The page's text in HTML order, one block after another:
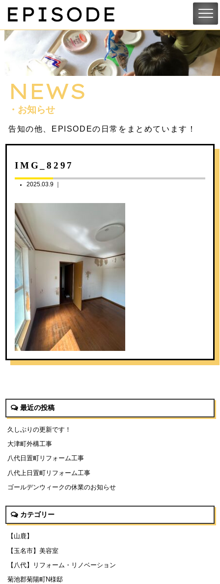
NEWS
・お知らせ
告知の他、EPISODEの日常をまとめています！
IMG_8297
2025.03.9 ｜
最近の投稿
久しぶりの更新です！
大津町外構工事
八代日置町リフォーム工事
八代上日置町リフォーム工事
ゴールデンウィークの休業のお知らせ
カテゴリー
【山鹿】
【玉名市】美容室
【八代】リフォーム・リノベーション
菊池郡菊陽町N様邸